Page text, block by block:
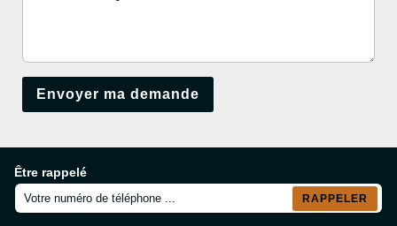
Être rappelé